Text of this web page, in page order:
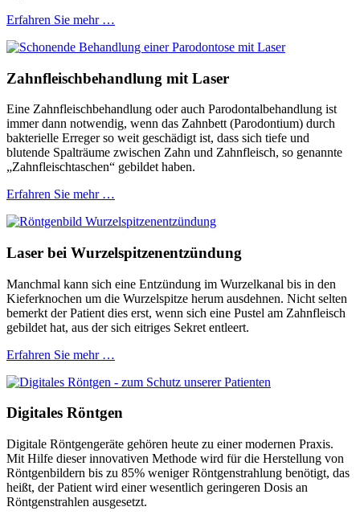
Erfahren Sie mehr …
Zahnfleischbehandlung mit Laser
Eine Zahnfleischbehandlung oder auch Parodontalbehandlung ist
immer dann notwendig, wenn das Zahnbett (Parodontium) durch
bakterielle Erreger so weit geschädigt ist, dass sich tiefe und
blutende Spalträume zwischen Zahn und Zahnfleisch, so genannte
„Zahnfleischtaschen“ gebildet haben.
Erfahren Sie mehr …
Laser bei Wurzelspitzenentzündung
Manchmal kann sich eine Entzündung im Wurzelkanal bis in den
Kieferknochen um die Wurzelspitze herum ausdehnen. Nicht selten
bemerkt der Patient dies erst, wenn sich eine Pustel am Zahnfleisch
gebildet hat, aus der sich eitriges Sekret entleert.
Erfahren Sie mehr …
Digitales Röntgen
Digitale Röntgengeräte gehören heute zu einer modernen Praxis.
Mit Hilfe dieser innovativen Methode wird für die Herstellung von
Röntgenbildern bis zu 85% weniger Röntgenstrahlung benötigt, das
heißt, der Patient wird einer wesentlich geringeren Dosis an
Röntgenstrahlen ausgesetzt.